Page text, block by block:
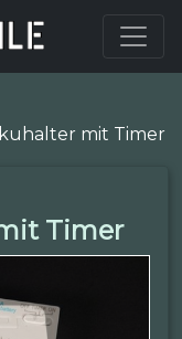
mit Timer
Timer